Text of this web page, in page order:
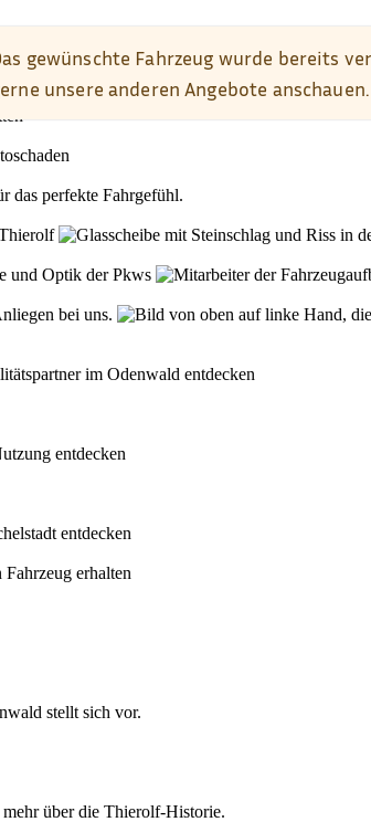
das perfekte Fahrgefühl.
und Optik der Pkws
bei uns.
im Odenwald entdecken
entdecken
entdecken
erhalten
stellt sich vor.
über die Thierolf-Historie.